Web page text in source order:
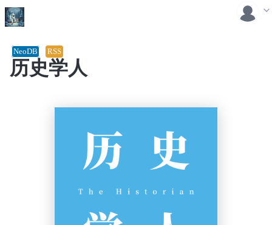
历史学人
NeoDB RSS